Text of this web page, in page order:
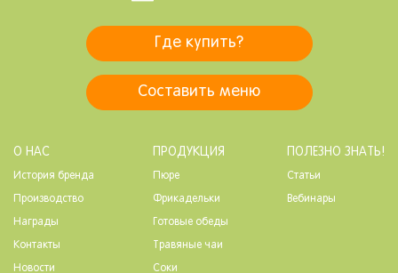
Где купить?
Составить меню
О НАС
История бренда
Производство
Награды
Контакты
Новости
ПРОДУКЦИЯ
Пюре
Фрикадельки
Готовые обеды
Травяные чаи
Соки
ПОЛЕЗНО ЗНАТЬ!
Статьи
Вебинары